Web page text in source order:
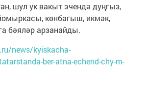
шул ук вакыт эчендә дуңгыз,
көнбагыш, икмәк,
бәяләр арзанайды.
news/kyiskacha-
ber-atna-echend-chy-m-